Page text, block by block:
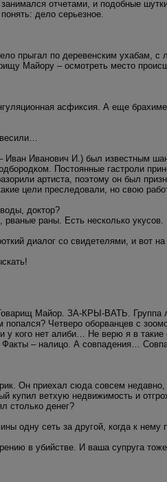
отчетами, и подобные
дело серьезное.
прыгал по деревенским ухабам,
Майору – осмотреть место
асфиксия. А еще
Иван Иванович И.) был известным
Постоянные гастроли
артиста, поэтому он был
цели преследовали, но свою
доктор?
раны. Есть несколько укусов.
диалог со свидетелями, и вот
Майор. ЗА-КРЫ-ВАТЬ. Группа
попался? Четверо оборванцев с
у кого нет алиби… Не верю я в такие
Факты – налицо. А совпадения…
Он приехал сюда совсем
купил ветхую недвижимость и
столько денег?
одну сеть за другой, когда к
в убийстве. И ваша супруга